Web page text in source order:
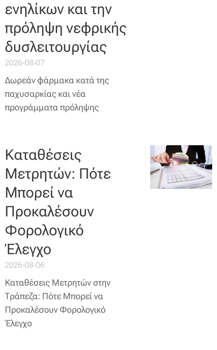
ενηλίκων και την
πρόληψη νεφρικής
δυσλειτουργίας
2026-08-07
Δωρεάν φάρμακα κατά της
παχυσαρκίας και νέα
προγράμματα πρόληψης
Καταθέσεις
Μετρητών: Πότε
Μπορεί να
Προκαλέσουν
Φορολογικό
Έλεγχο
2026-08-06
Καταθέσεις Μετρητών στην
Τράπεζα: Πότε Μπορεί να
Προκαλέσουν Φορολογικό
Έλεγχο